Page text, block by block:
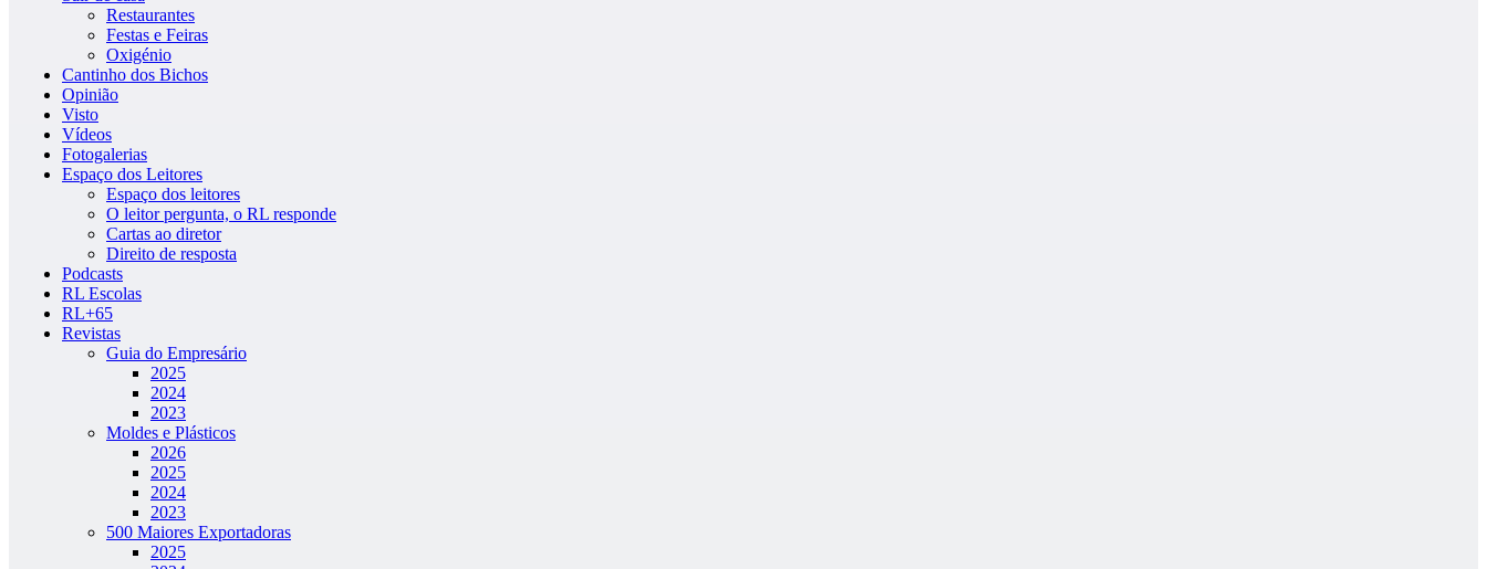
Restaurantes
Festas e Feiras
Oxigénio
Cantinho dos Bichos
Opinião
Visto
Vídeos
Fotogalerias
Espaço dos Leitores
Espaço dos leitores
O leitor pergunta, o RL responde
Cartas ao diretor
Direito de resposta
Podcasts
RL Escolas
RL+65
Revistas
Guia do Empresário
2025
2024
2023
Moldes e Plásticos
2026
2025
2024
2023
500 Maiores Exportadoras
2025